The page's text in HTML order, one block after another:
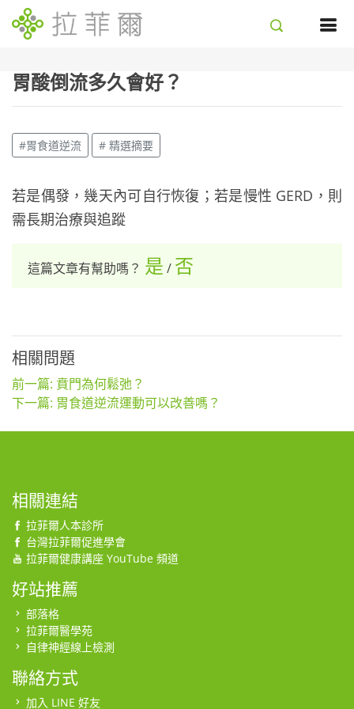
胃酸倒流多久會好？
#胃食道逆流 # 精選摘要
若是偶發，幾天內可自行恢復；若是慢性 GERD，則
需長期治療與追蹤
這篇文章有幫助嗎？ 是 / 否
相關問題
前一篇: 賁門為何鬆弛？
下一篇: 胃食道逆流運動可以改善嗎？
相關連結
拉菲爾人本診所
台灣拉菲爾促進學會
拉菲爾健康講座 YouTube 頻道
好站推薦
部落格
拉菲爾醫學苑
自律神經線上檢測
聯絡方式
加入 LINE 好友